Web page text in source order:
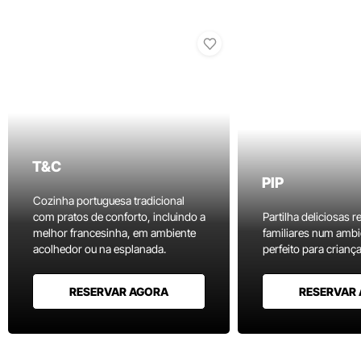
T&C
Cozinha portuguesa tradicional
com pratos de conforto, incluindo a
melhor francesinha, em ambiente
acolhedor ou na esplanada.
RESERVAR AGORA
PIP
Partilha deliciosas
familiares num
perfeito para
RESERVAR